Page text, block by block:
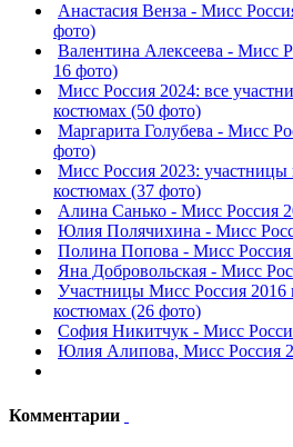
Анастасия Венза - Мисс
фото)
Валентина Алексеева - Мисс
16 фото)
Мисс Россия 2024: все
костюмах (50 фото)
Маргарита Голубева - Мисс
фото)
Мисс Россия 2023:
костюмах (37 фото)
Алина Санько - Мисс Россия
Юлия Полячихина - Мисс
Полина Попова - Мисс Россия
Яна Добровольская - Мисс
Участницы Мисс Россия 2016
костюмах (26 фото)
София Никитчук - Мисс
Юлия Алипова, Мисс Россия
Комментарии